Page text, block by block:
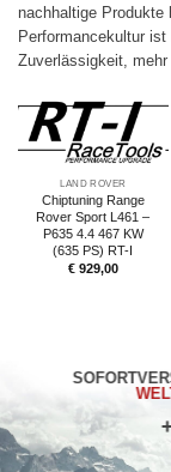
nachhaltige Produkte
Performancekultur
Zuverlässigkeit, mehr
LAND ROVER
Chiptuning Range
Rover Sport L461 –
P635 4.4 467 KW
(635 PS) RT-I
€929,00